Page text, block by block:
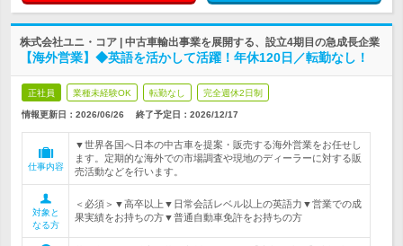
株式会社ユニ・コア | 中古車輸出事業を展開する、設立4期目の急成長企業
【海外営業】◆英語を活かして活躍！年休120日／転勤なし！
正社員 業種未経験OK 転勤なし 完全週休2日制
情報更新日：2026/06/26 終了予定日： 2026/12/17
仕事内容
▼世界各国へ日本の中古車を提案・販売する海外営業をお任せし
ます。定期的な海外での市場調査や現地のディーラーに対する販
売活動などを行います。
対象と
なる方
＜必須＞▼高卒以上▼日常会話レベル以上の英語力▼営業での成
果実績をお持ちの方▼普通自動車免許をお持ちの方